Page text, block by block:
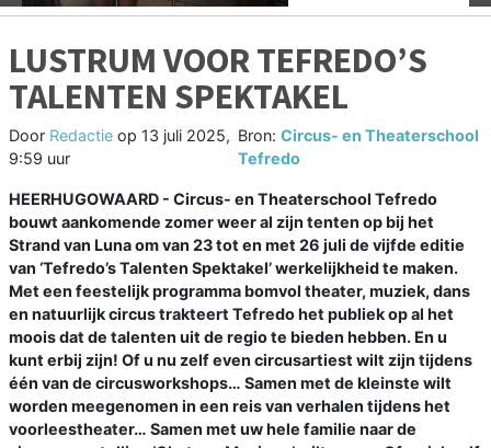
LUSTRUM VOOR TEFREDO’S
TALENTEN SPEKTAKEL
Door Redactie op 13 juli 2025,
9:59 uur
Bron: Circus- en Theaterschool
Tefredo
HEERHUGOWAARD - Circus- en Theaterschool Tefredo
bouwt aankomende zomer weer al zijn tenten op bij het
Strand van Luna om van 23 tot en met 26 juli de vijfde editie
van ‘Tefredo’s Talenten Spektakel’ werkelijkheid te maken.
Met een feestelijk programma bomvol theater, muziek, dans
en natuurlijk circus trakteert Tefredo het publiek op al het
moois dat de talenten uit de regio te bieden hebben. En u
kunt erbij zijn! Of u nu zelf even circusartiest wilt zijn tijdens
één van de circusworkshops… Samen met de kleinste wilt
worden meegenomen in een reis van verhalen tijdens het
voorleestheater… Samen met uw hele familie naar de